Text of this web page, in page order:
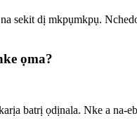
dị mkpụmkpụ.
ọma?
batrị ọdịnala. Nke a na-